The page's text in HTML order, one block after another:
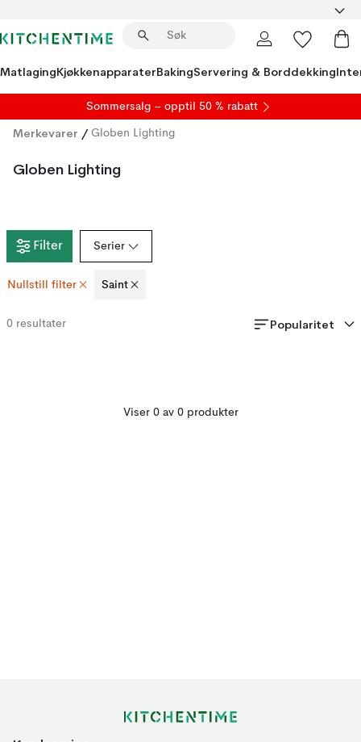
MatlagingKjøkkenapparaterBakingServering & Borddekking
Sommersalg – opptil 50 % rabatt
Merkevarer / Globen Lighting
Globen Lighting
Filter Serier
Nullstill filter Saint
0 resultater Popularitet
Viser 0 av 0 produkter